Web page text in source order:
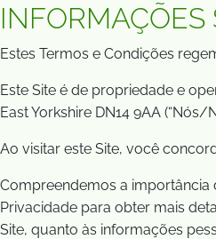
INFORMAÇÕES
Estes Termos e Condições
Este Site é de propriedade e
East Yorkshire DN14 9AA (“Nós/
Ao visitar este Site, você
Compreendemos a importância
Privacidade para obter mais
Site, quanto às informações